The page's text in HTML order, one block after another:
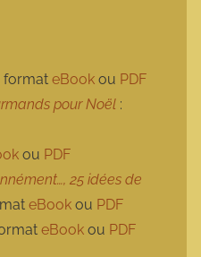
format eBook ou PDF
pour Noël :
ou PDF
25 idées de
eBook ou PDF
eBook ou PDF